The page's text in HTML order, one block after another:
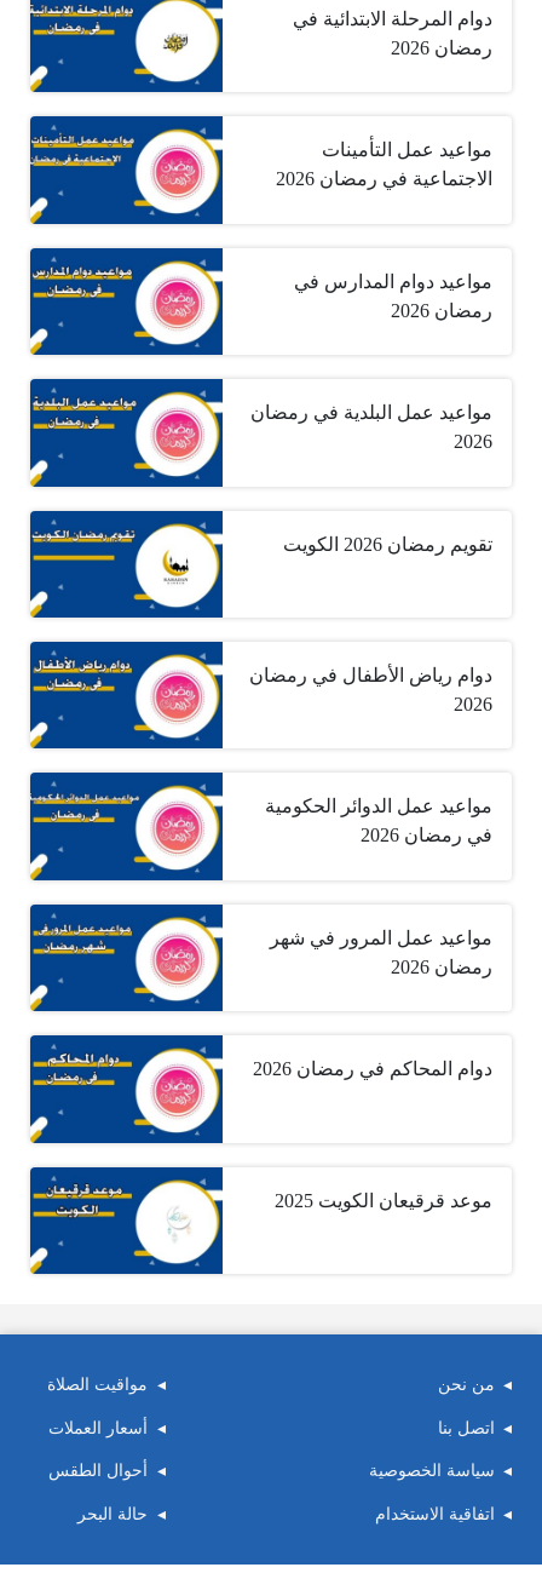
دوام المرحلة الابتدائية في
رمضان 2026
مواعيد عمل التأمينات
الاجتماعية في رمضان 2026
مواعيد دوام المدارس في
رمضان 2026
مواعيد عمل البلدية في رمضان
2026
تقويم رمضان 2026 الكويت
دوام رياض الأطفال في رمضان
2026
مواعيد عمل الدوائر الحكومية
في رمضان 2026
مواعيد عمل المرور في شهر
رمضان 2026
دوام المحاكم في رمضان 2026
موعد قرقيعان الكويت 2025
من نحن
اتصل بنا
سياسة الخصوصية
اتفاقية الاستخدام
مواقيت الصلاة
أسعار العملات
أحوال الطقس
حالة البحر